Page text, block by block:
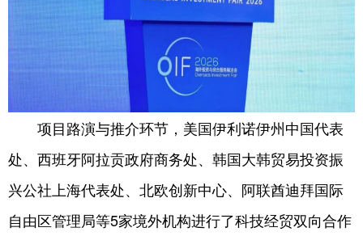
项目路演与推介环节，美国伊利诺伊州中国代表
处、西班牙阿拉贡政府商务处、韩国大韩贸易投资振
兴公社上海代表处、北欧创新中心、阿联酋迪拜国际
自由区管理局等5家境外机构进行了科技经贸双向合作